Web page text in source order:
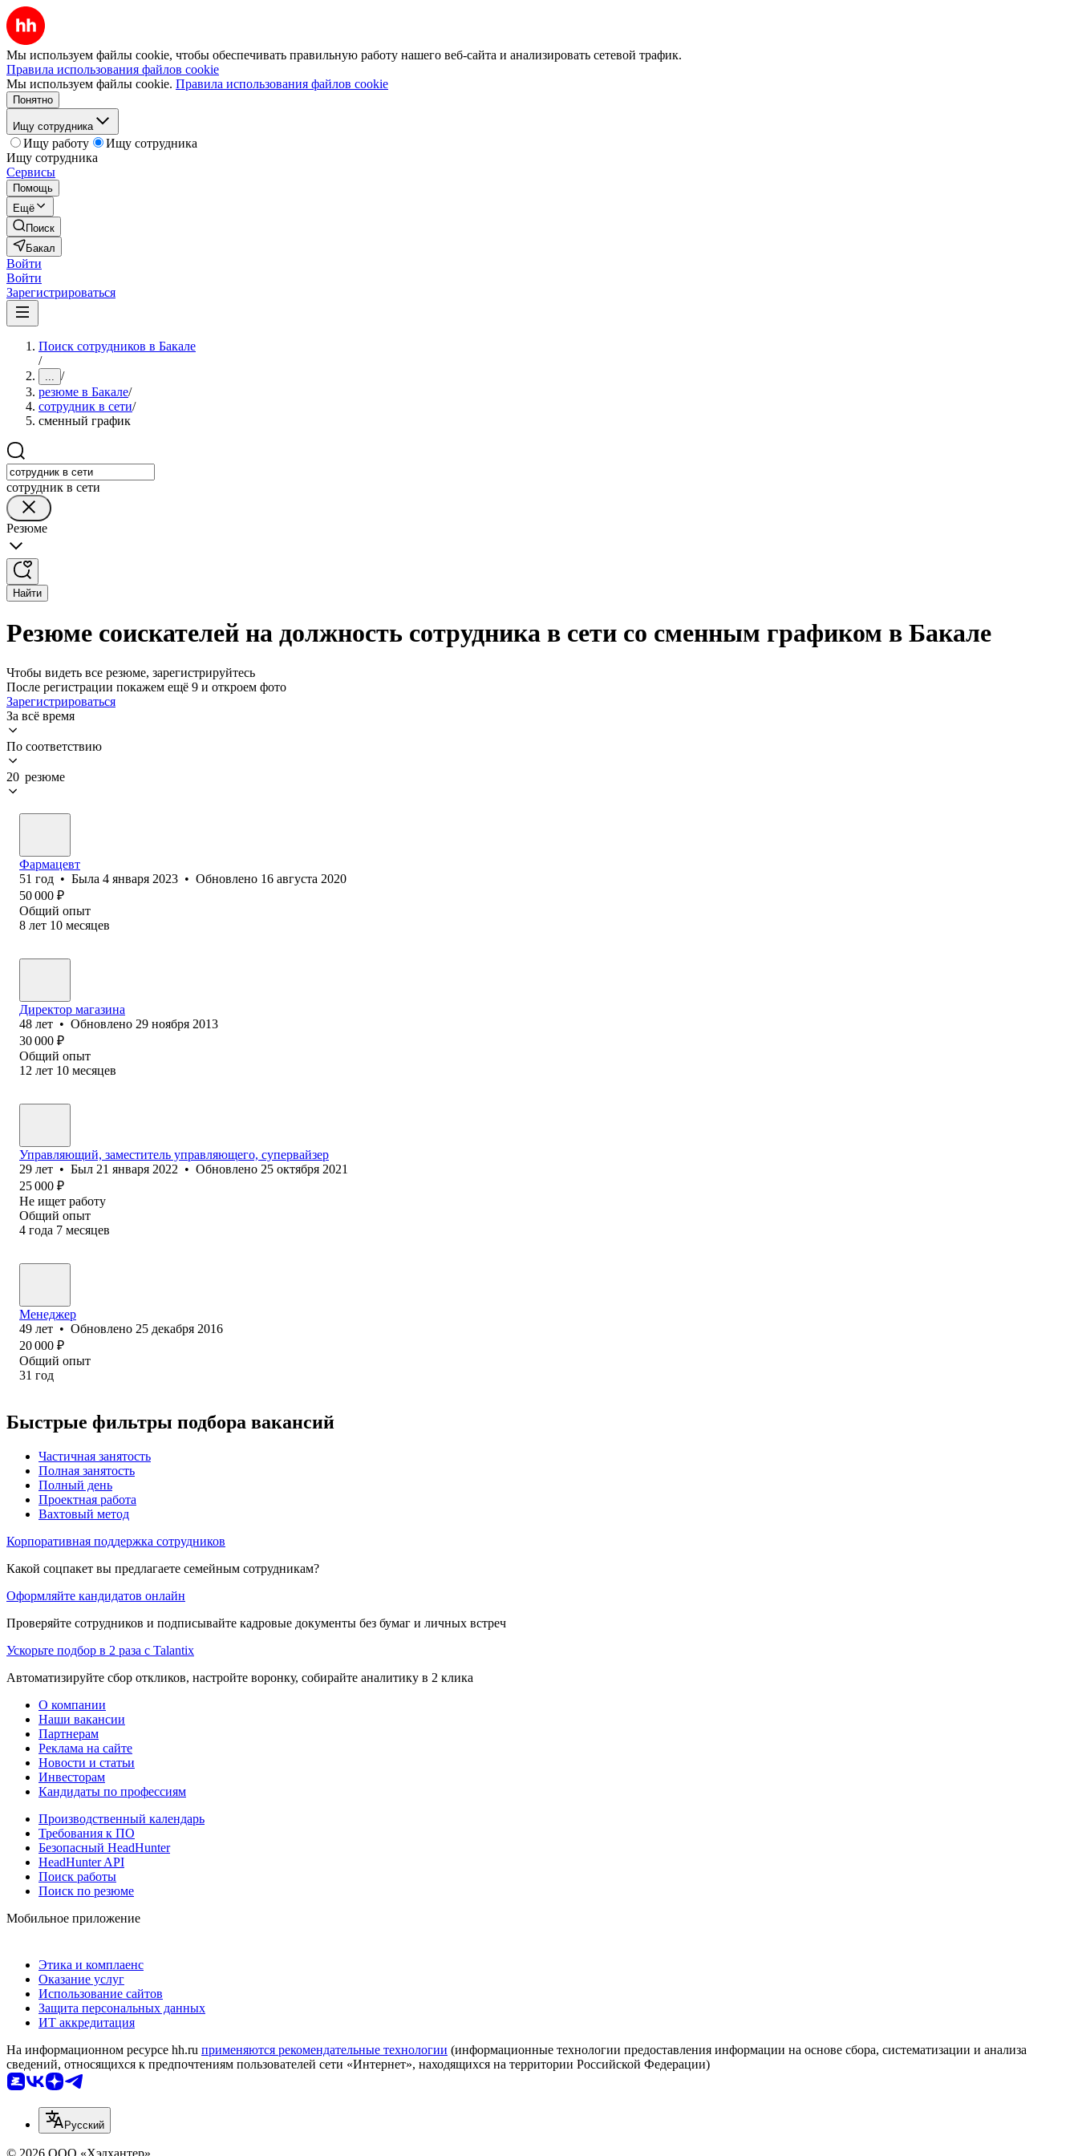
Мы используем файлы cookie, чтобы обеспечивать правильную работу нашего веб-сайта и анализировать сетевой трафик.
Правила использования файлов cookie
Мы используем файлы cookie. Правила использования файлов cookie
Понятно
Ищу сотрудника
Ищу работу
Ищу сотрудника
Ищу сотрудника
Сервисы
Помощь
Ещё
Поиск
Бакал
Войти
Войти
Зарегистрироваться
Поиск сотрудников в Бакале
/
... /
резюме в Бакале/
сотрудник в сети/
сменный график
сотрудник в сети
Резюме
Найти
Резюме соискателей на должность сотрудника в сети со сменным графиком в Бакале
Чтобы видеть все резюме, зарегистрируйтесь
После регистрации покажем ещё 9 и откроем фото
Зарегистрироваться
За всё время
По соответствию
20 резюме
Фармацевт
51 год • Была 4 января 2023 • Обновлено 16 августа 2020
50 000 ₽
Общий опыт
8 лет 10 месяцев
Директор магазина
48 лет • Обновлено 29 ноября 2013
30 000 ₽
Общий опыт
12 лет 10 месяцев
Управляющий, заместитель управляющего, супервайзер
29 лет • Был 21 января 2022 • Обновлено 25 октября 2021
25 000 ₽
Не ищет работу
Общий опыт
4 года 7 месяцев
Менеджер
49 лет • Обновлено 25 декабря 2016
20 000 ₽
Общий опыт
31 год
Быстрые фильтры подбора вакансий
Частичная занятость
Полная занятость
Полный день
Проектная работа
Вахтовый метод
Корпоративная поддержка сотрудников
Какой соцпакет вы предлагаете семейным сотрудникам?
Оформляйте кандидатов онлайн
Проверяйте сотрудников и подписывайте кадровые документы без бумаг и личных встреч
Ускорьте подбор в 2 раза с Talantix
Автоматизируйте сбор откликов, настройте воронку, собирайте аналитику в 2 клика
О компании
Наши вакансии
Партнерам
Реклама на сайте
Новости и статьи
Инвесторам
Кандидаты по профессиям
Производственный календарь
Требования к ПО
Безопасный HeadHunter
HeadHunter API
Поиск работы
Поиск по резюме
Мобильное приложение
Этика и комплаенс
Оказание услуг
Использование сайтов
Защита персональных данных
ИТ аккредитация
На информационном ресурсе hh.ru применяются рекомендательные технологии (информационные технологии предоставления информации на основе сбора, систематизации и анализа
сведений, относящихся к предпочтениям пользователей сети «Интернет», находящихся на территории Российской Федерации)
Русский
© 2026 ООО «Хэдхантер»